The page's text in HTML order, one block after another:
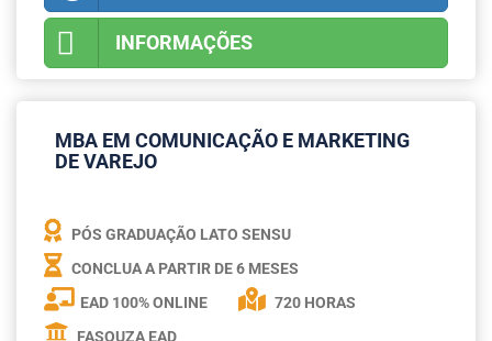
INFORMAÇÕES
MBA EM COMUNICAÇÃO E MARKETING
DE VAREJO
PÓS GRADUAÇÃO LATO SENSU
CONCLUA A PARTIR DE6 MESES
EAD 100% ONLINE
720 HORAS
FASOUZA EAD